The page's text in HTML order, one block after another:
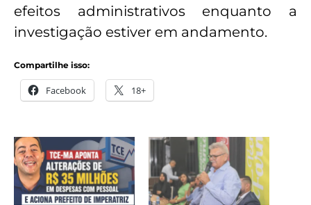
efeitos administrativos enquanto a
investigação estiver em andamento.
Compartilhe isso:
Facebook 18+